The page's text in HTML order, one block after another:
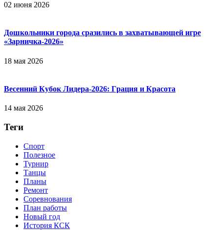
02 июня 2026
Дошкольники города сразились в захватывающей игре
«Зарничка‑2026»
18 мая 2026
Весенний Кубок Лидера-2026: Гpaция и Кpacoтa
14 мая 2026
Теги
Спорт
Полезное
Турнир
Танцы
Планы
Ремонт
Соревнования
План работы
Новый год
История КСК